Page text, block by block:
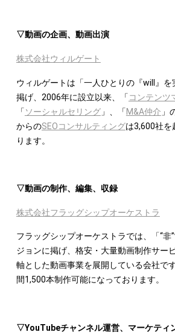
▽動画の企画、動画出演
株式会社ウィルゲート
ウィルゲートは「一人ひとりの『will』を
掲げ、2006年に設立以来、「 コンテンツ
「 ソーシャルセリング」、「 M&A仲介 」
からのSEOコンサルティングは3,600社を
ります。
▽動画の制作、編集、収録
株式会社フラッグシップオーケストラ
フラッグシップオーケストラでは、「“非
ジョンに掲げ、格安・大量動画制作サー
軸とした動画事業を展開している会社で
間1,500本制作可能になっております。
▽YouTubeチャンネル運営、マーケティ